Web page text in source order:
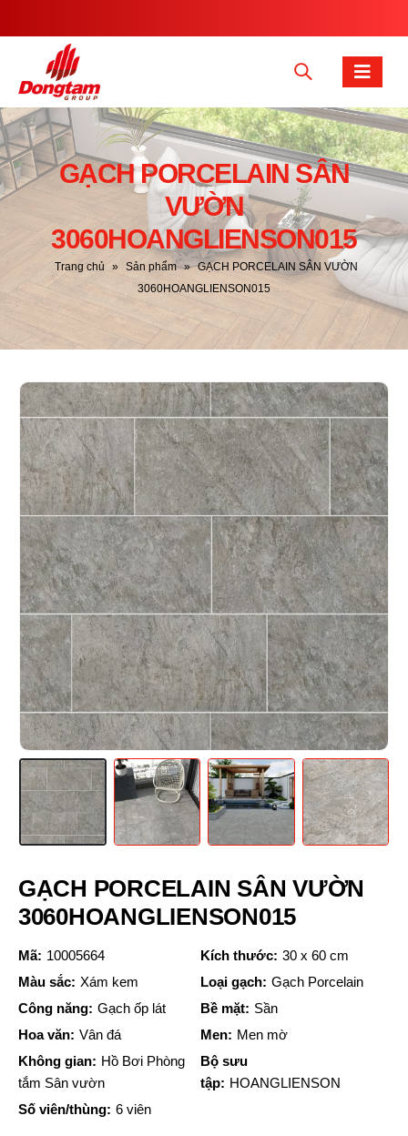
GẠCH PORCELAIN SÂN
VƯỜN
3060HOANGLIENSON015
Trang chủ » Sản phẩm » GẠCH PORCELAIN SÂN VƯỜN
3060HOANGLIENSON015
GẠCH PORCELAIN SÂN VƯỜN
3060HOANGLIENSON015
Mã: 10005664 Kích thước: 30 x 60 cm
Màu sắc: Xám kem Loại gạch: Gạch Porcelain
Công năng: Gạch ốp lát Bề mặt: Sần
Hoa văn: Vân đá Men: Men mờ
Không gian: Hồ Bơi Phòng
tắm Sân vườn
Bộ sưu
tập: HOANGLIENSON
Số viên/thùng: 6 viên